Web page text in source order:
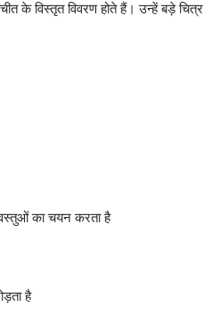
के विस्तृत विवरण होते हैं। उन्हें बड़े चित्र
का चयन करता है
है